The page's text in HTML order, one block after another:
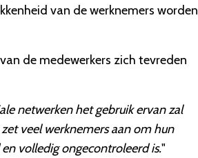
van de werknemers worden
de medewerkers zich tevreden
netwerken het gebruik ervan zal
veel werknemers aan om hun
volledig ongecontroleerd is."